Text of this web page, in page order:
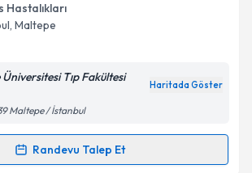
Size bu uzmandan randevu almanız
hazırlandığında e-posta ile
verilerimin işlenmesine ilişkin
okudum ve kişisel verilerimin belirtilen
Hastalıkları
, Maltepe
Tıp Fakültesi
Haritada Göster
Maltepe / İstanbul
Randevu Talep Et
Takvimi Talebi